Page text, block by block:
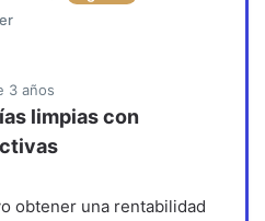
3 años
limpias con
obtener una rentabilidad